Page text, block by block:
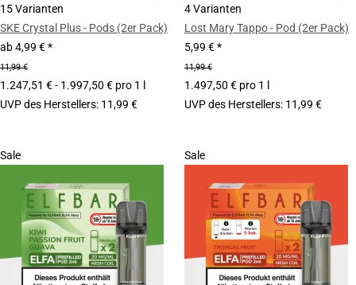
15 Varianten
SKE Crystal Plus - Pods (2er Pack)
ab4,99 €*
11,99 €
1.247,51 € - 1.997,50 € pro 1 l
UVP des Herstellers: 11,99 €
4 Varianten
Lost Mary Tappo - Pod (2er Pack)
5,99 €*
11,99 €
1.497,50 € pro 1 l
UVP des Herstellers: 11,99 €
Sale Sale